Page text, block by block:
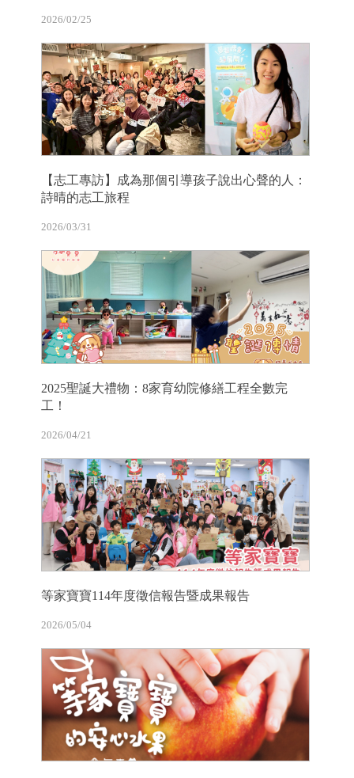
2026/02/25
【志工專訪】成為那個引導孩子說出心聲的人：
詩晴的志工旅程
2026/03/31
2025聖誕大禮物：8家育幼院修繕工程全數完
工！
2026/04/21
等家寶寶114年度徵信報告暨成果報告
2026/05/04